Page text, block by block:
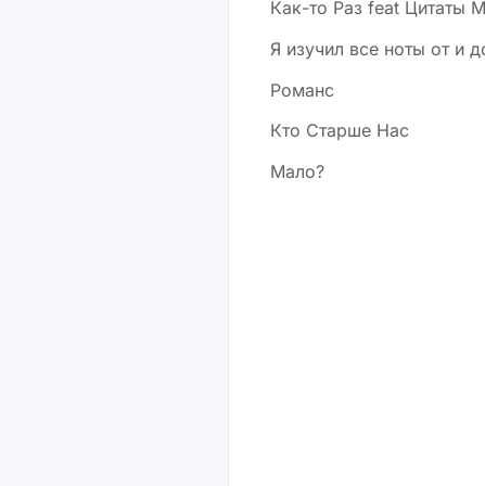
Как-то Раз feat Цитаты
Я изучил все ноты от и
Романс
Кто Старше Нас
Мало?